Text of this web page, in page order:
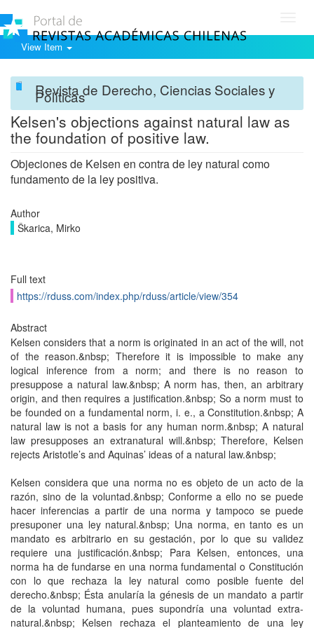
View Item
Revista de Derecho, Ciencias Sociales y
Políticas
Kelsen's objections against natural law as
the foundation of positive law.
Objeciones de Kelsen en contra de ley natural como
fundamento de la ley positiva.
Author
Škarica, Mirko
Full text
https://rduss.com/index.php/rduss/article/view/354
Abstract
Kelsen considers that a norm is originated in an act of the will, not
of the reason.&nbsp; Therefore it is impossible to make any
logical inference from a norm; and there is no reason to
presuppose a natural law.&nbsp; A norm has, then, an arbitrary
origin, and then requires a justification.&nbsp; So a norm must to
be founded on a fundamental norm, i. e., a Constitution.&nbsp; A
natural law is not a basis for any human norm.&nbsp; A natural
law presupposes an extranatural will.&nbsp; Therefore, Kelsen
rejects Aristotle’s and Aquinas’ ideas of a natural law.&nbsp;
Kelsen considera que una norma no es objeto de un acto de la
razón, sino de la voluntad.&nbsp; Conforme a ello no se puede
hacer inferencias a partir de una norma y tampoco se puede
presuponer una ley natural.&nbsp; Una norma, en tanto es un
mandato es arbitrario en su gestación, por lo que su validez
requiere una justificación.&nbsp; Para Kelsen, entonces, una
norma ha de fundarse en una norma fundamental o Constitución
con lo que rechaza la ley natural como posible fuente del
derecho.&nbsp; Ésta anularía la génesis de un mandato a partir
de la voluntad humana, pues supondría una voluntad extra-
natural.&nbsp; Kelsen rechaza el planteamiento de una ley